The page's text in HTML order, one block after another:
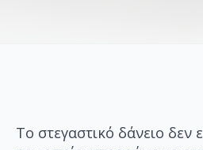
Το στεγαστικό δάνειο δεν